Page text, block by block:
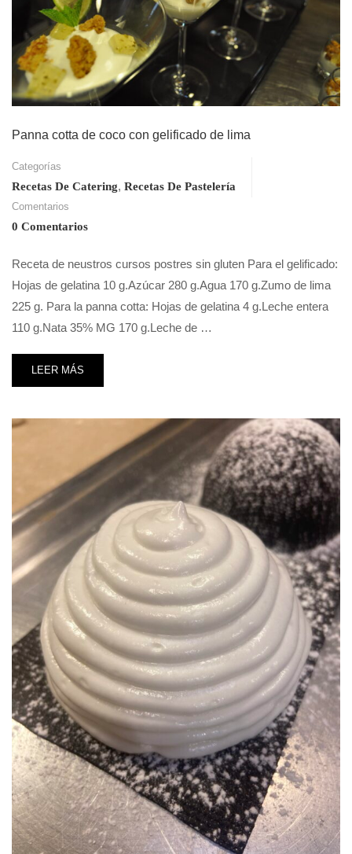
Panna cotta de coco con gelificado de lima
Categorías
Recetas De Catering, Recetas De Pastelería
Comentarios
0 Comentarios
Receta de neustros cursos postres sin gluten Para el gelificado:
Hojas de gelatina 10 g.Azúcar 280 g.Agua 170 g.Zumo de lima
225 g. Para la panna cotta: Hojas de gelatina 4 g.Leche entera
110 g.Nata 35% MG 170 g.Leche de …
LEER MÁS